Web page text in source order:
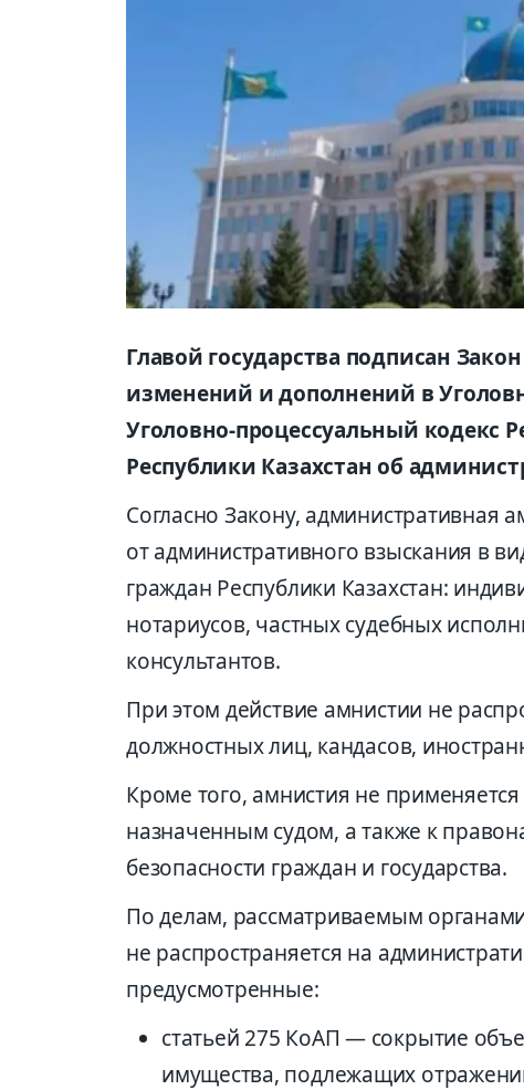
Главой государства подписан
изменений и дополнений в
Уголовно-процессуальный кодекс
Республики Казахстан об
Согласно Закону, административная
от административного взыскания в
граждан Республики Казахстан:
нотариусов, частных судебных
консультантов.
При этом действие амнистии не
должностных лиц, кандасов,
Кроме того, амнистия не
назначенным судом, а также к
безопасности граждан и государства.
По делам, рассматриваемым
не распространяется на
предусмотренные:
статьей 275 КоАП — сокрытие
имущества, подлежащих